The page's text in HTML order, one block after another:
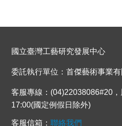
國立臺灣工藝研究發展中心
委託執行單位：首傑藝術事業有
客服專線：(04)22038086#20
17:00(國定例假日除外)
客服信箱： 聯絡我們